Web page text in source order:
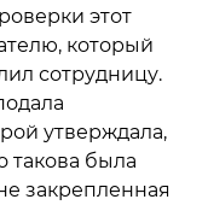
этот
который
сотрудницу.
утверждала,
такова была
закрепленная